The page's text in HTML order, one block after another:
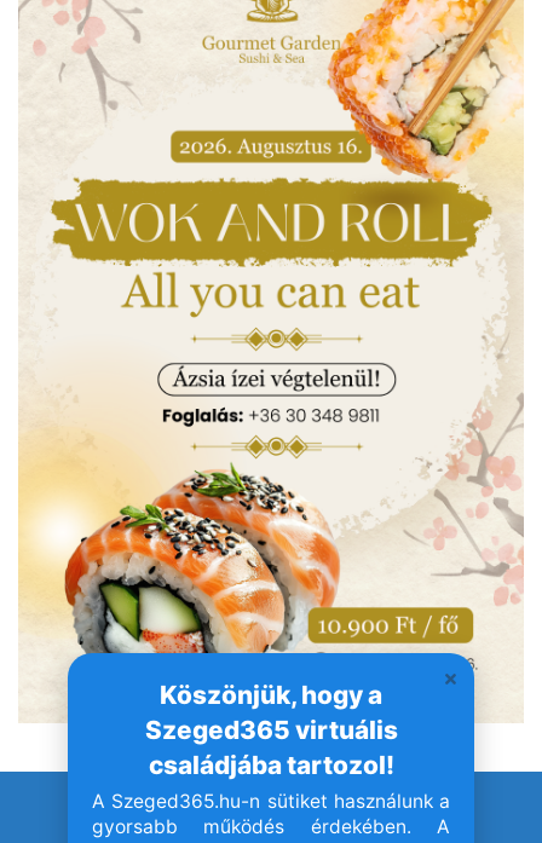
Köszönjük, hogy a
Szeged365 virtuális
családjába tartozol!
A Szeged365.hu-n sütiket használunk a
gyorsabb működés érdekében. A
© Szeged365.hu I Minden jog fenntartva!